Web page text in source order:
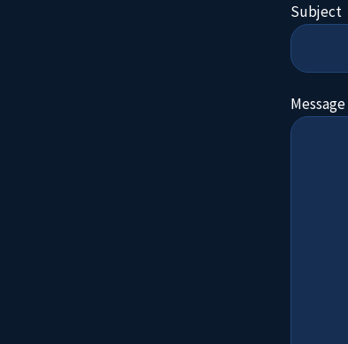
Subject
Message